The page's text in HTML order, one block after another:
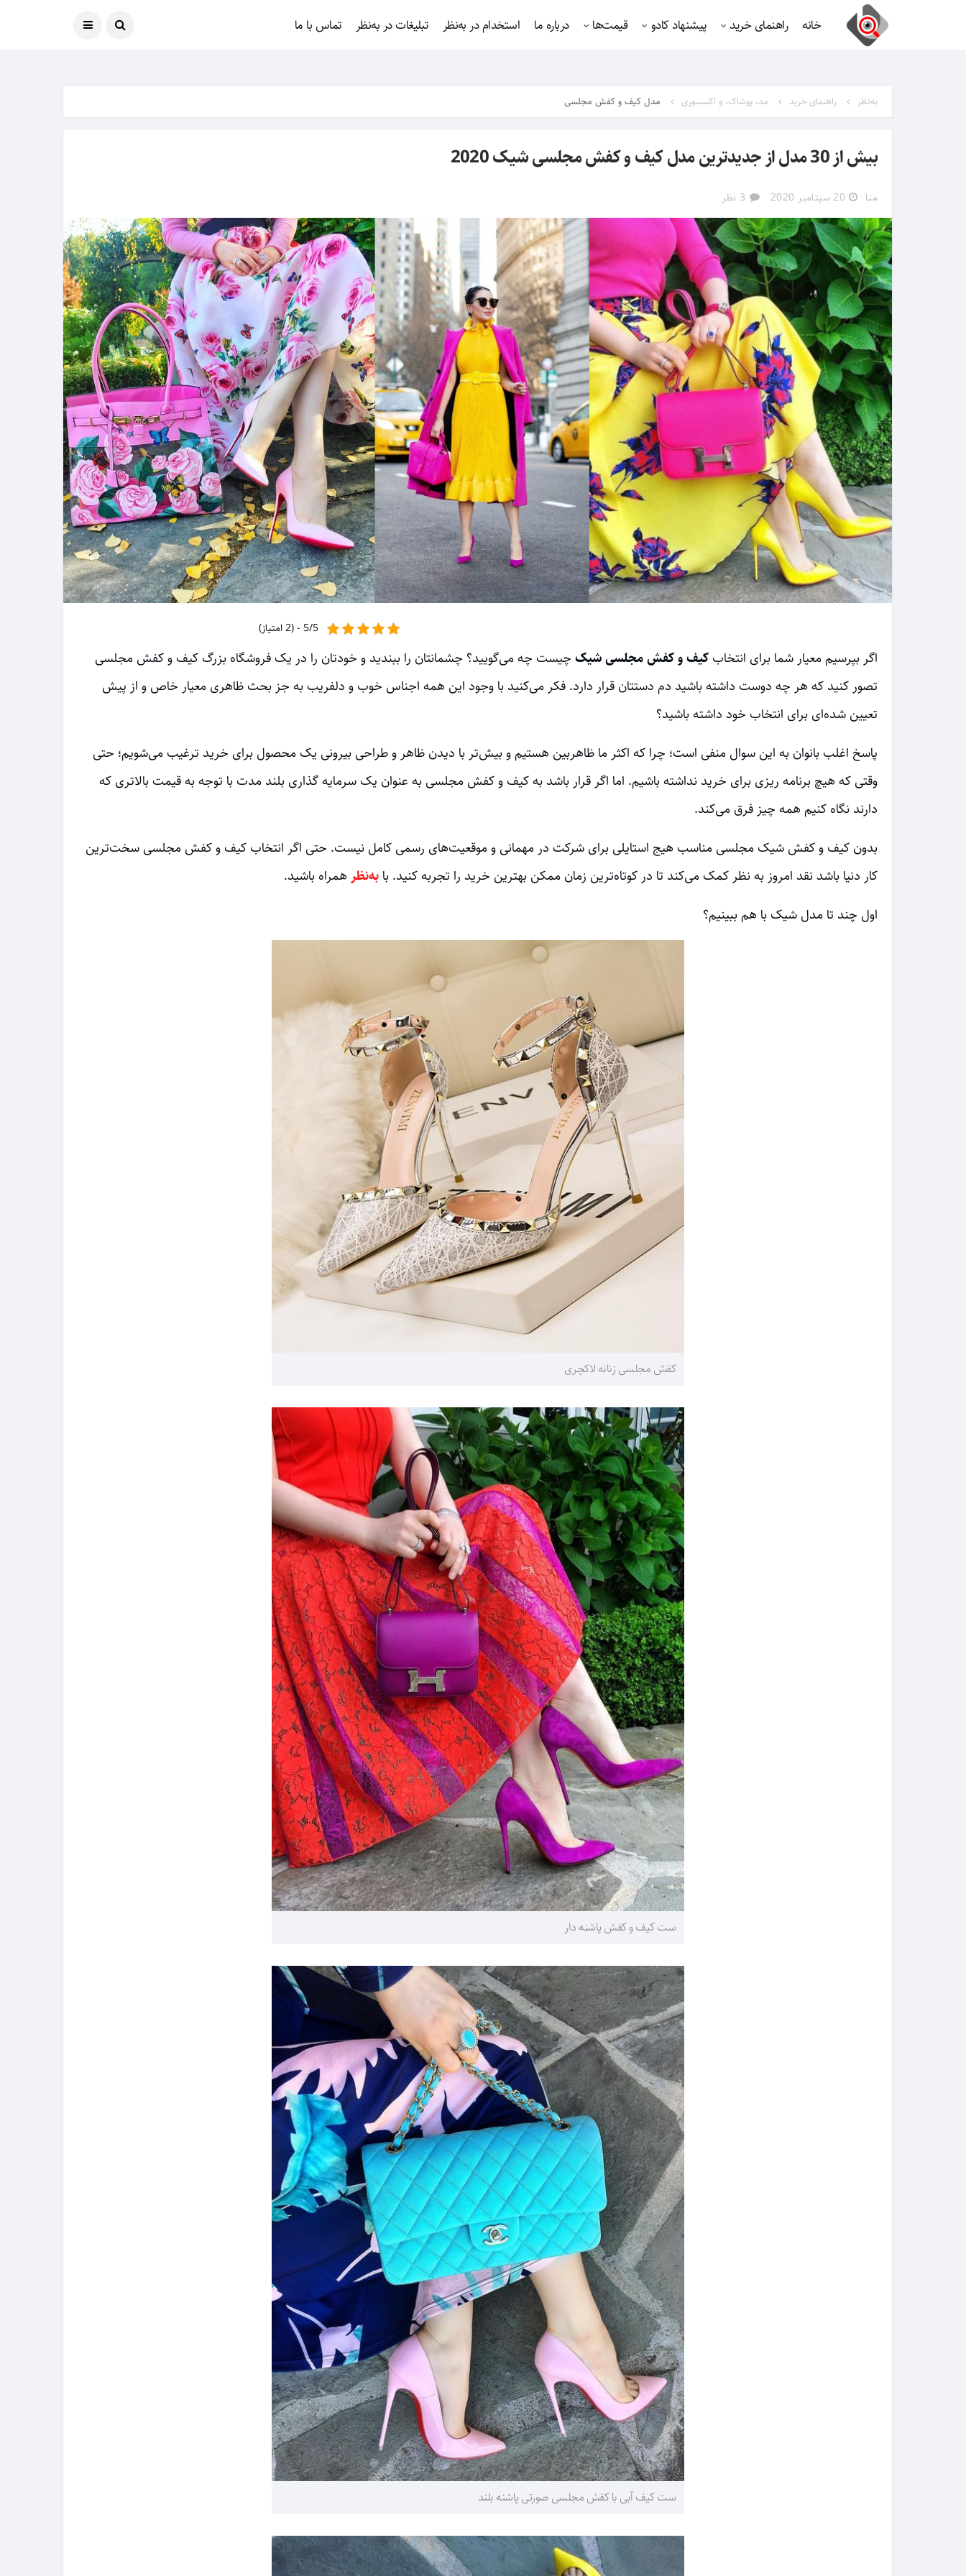
خانه راهنمای خرید پیشنهاد کادو قیمت‌ها درباره ما استخدام در به‌نظر تبلیغات در به‌نظر تماس با ما
به‌نظر راهنمای خرید مد، پوشاک، و اکسسوری مدل کیف و کفش مجلسی
بیش از 30 مدل از جدیدترین مدل کیف و کفش مجلسی شیک 2020
منا 20 سپتامبر 2020 3 نظر
5/5 - (2 امتیاز)
اگر بپرسیم معیار شما برای انتخاب کیف و کفش مجلسی شیک چیست چه می‌گویید؟ چشمانتان را ببندید و خودتان را در یک فروشگاه بزرگ کیف و کفش مجلسی
تصور کنید که هر چه دوست داشته باشید دم دستتان قرار دارد. فکر می‌کنید با وجود این همه اجناس خوب و دلفریب به جز بحث ظاهری معیار خاص و از پیش
تعیین شده‌ای برای انتخاب خود داشته باشید؟
پاسخ اغلب بانوان به این سوال منفی است؛ چرا که اکثر ما ظاهربین هستیم و بیش‌تر با دیدن ظاهر و طراحی بیرونی یک محصول برای خرید ترغیب می‌شویم؛ حتی
وقتی که هیچ برنامه ریزی برای خرید نداشته باشیم. اما اگر قرار باشد به کیف و کفش مجلسی به عنوان یک سرمایه گذاری بلند مدت با توجه به قیمت بالاتری که
دارند نگاه کنیم همه چیز فرق می‌کند.
بدون کیف و کفش شیک مجلسی مناسب هیج استایلی برای شرکت در مهمانی و موقعیت‌های رسمی کامل نیست. حتی اگر انتخاب کیف و کفش مجلسی سخت‌ترین
کار دنیا باشد نقد امروز به نظر کمک می‌کند تا در کوتاه‌ترین زمان ممکن بهترین خرید را تجربه کنید. با به‌نظر همراه باشید.
اول چند تا مدل شیک با هم ببینیم؟
کفش مجلسی زنانه لاکچری
ست کیف و کفش پاشنه دار
ست کیف آبی با کفش مجلسی صورتی پاشنه بلند